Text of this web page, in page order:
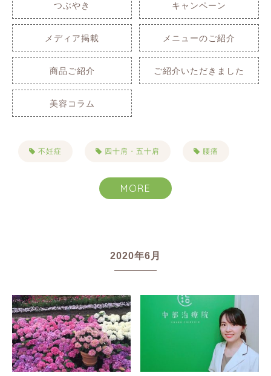
つぶやき キャンペーン
メディア掲載 メニューのご紹介
商品ご紹介 ご紹介いただきました
美容コラム
不妊症 四十肩・五十肩 腰痛
自律神経失調症
目まい・耳鳴り・難聴
夏バテ 美容鍼 ハーブピーリング
一般治療 禁煙 リンパボーラー
MORE
2020年6月